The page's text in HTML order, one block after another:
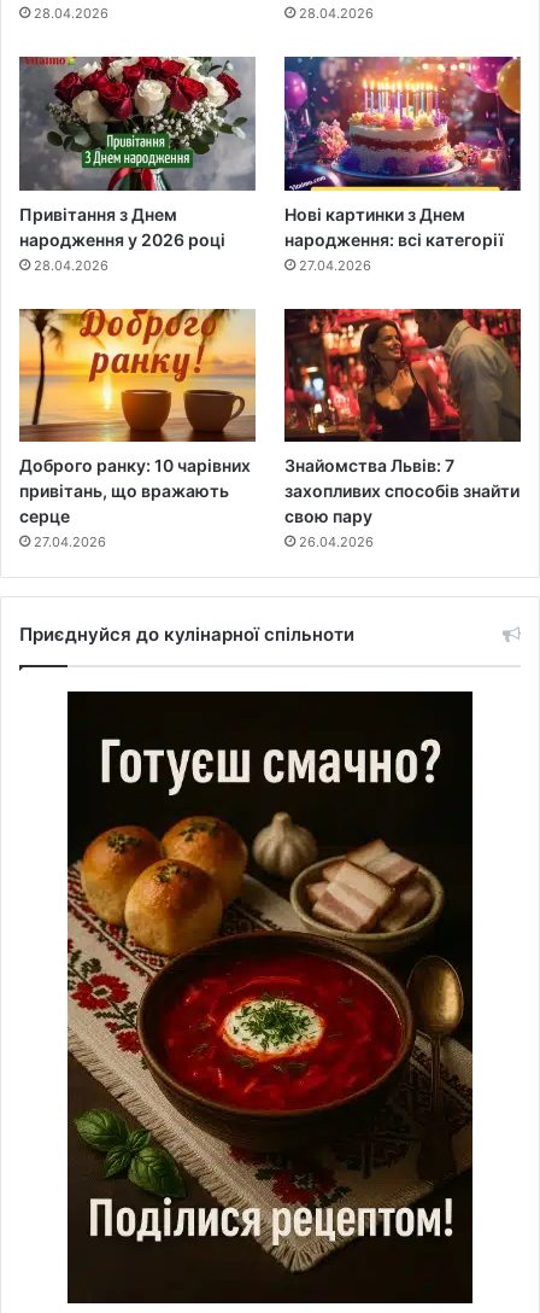
28.04.2026 28.04.2026
Привітання з Днем
народження у 2026 році
28.04.2026
Нові картинки з Днем
народження: всі категорії
27.04.2026
Доброго ранку: 10 чарівних
привітань, що вражають
серце
27.04.2026
Знайомства Львів: 7
захопливих способів знайти
свою пару
26.04.2026
Приєднуйся до кулінарної спільноти